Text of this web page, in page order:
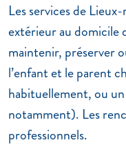
Les services de
extérieur au domicile
maintenir, préserver
l’enfant et le parent
habituellement, ou
notamment). Les
professionnels.